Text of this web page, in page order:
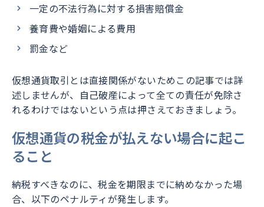
一定の不法行為に対する損害賠償金
養育費や婚姻による費用
罰金など
仮想通貨取引とは直接関係がないためこの記事では詳
述しませんが、自己破産によって全ての責任が免除さ
れるわけではないという点は押さえておきましょう。
仮想通貨の税金が払えない場合に起こ
ること
納税すべきなのに、税金を期限までに納めなかった場
合、以下のペナルティが発生します。